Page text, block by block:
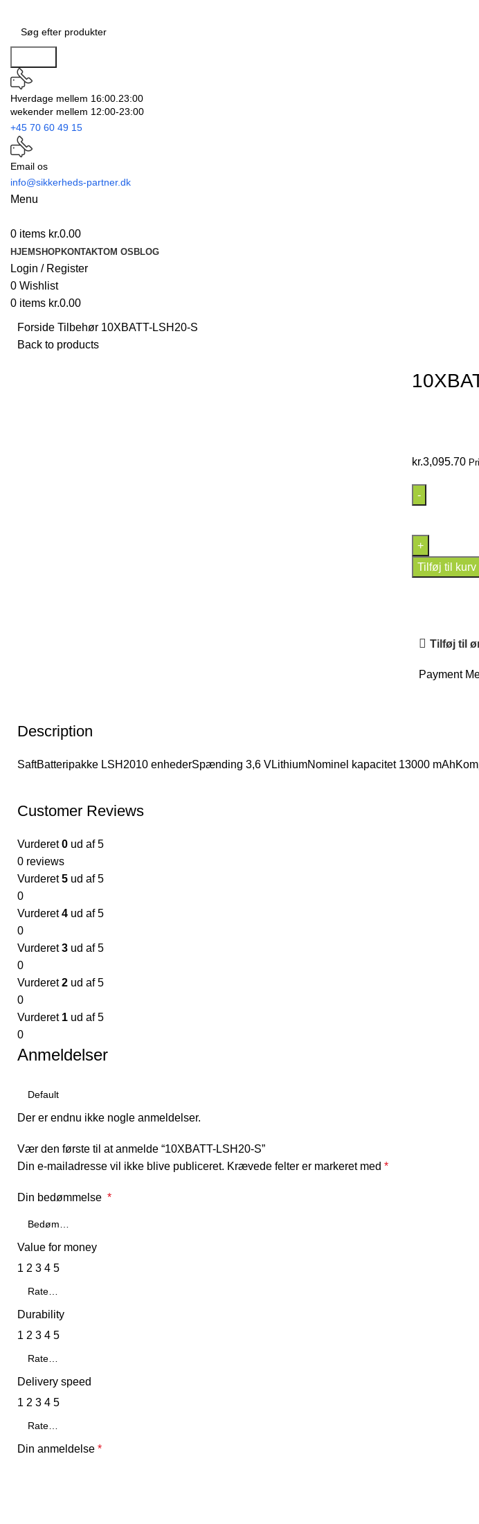
Hverdage mellem 16:00.23:00
wekender mellem 12:00-23:00
+45 70 60 49 15
Email os
info@sikkerheds-partner.dk
Menu
0 items kr.0.00
HJEMSHOPKONTAKTOM OS BLOG
Login / Register
0 Wishlist
0 items kr.0.00
Forside Tilbehør 10XBATT-LSH20-S
Back to products
kr.3,095.70
Tilføj til kurv
Tilføj til
Payment
Description
SaftBatteripakke LSH2010 enhederSpænding 3,6 VLithiumNominel kapacitet 13000
Customer Reviews
Vurderet0 ud af 5
0 reviews
Vurderet5 ud af 5
0
Vurderet4 ud af 5
0
Vurderet3 ud af 5
0
Vurderet2 ud af 5
0
Vurderet 1 ud af 5
0
Anmeldelser
Der er endnu ikke nogle anmeldelser.
Vær den første til at anmelde “10XBATT-LSH20-S”
Din e-mailadresse vil ikke blive publiceret. Krævede felter er markeret med *
Din bedømmelse *
Value for money
1 2 3 4 5
Durability
1 2 3 4 5
Delivery speed
1 2 3 4 5
Din anmeldelse *